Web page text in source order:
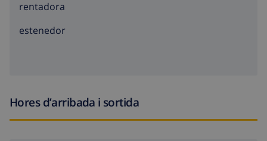
rentadora
estenedor
Hores d’arribada i sortida